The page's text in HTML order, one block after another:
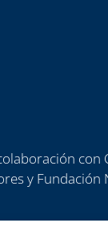
y Fundación